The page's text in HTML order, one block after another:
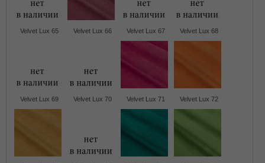
Velvet Lux 65 Velvet Lux 66 Velvet Lux 67 Velvet Lux 68
Velvet Lux 69 Velvet Lux 70 Velvet Lux 71 Velvet Lux 72